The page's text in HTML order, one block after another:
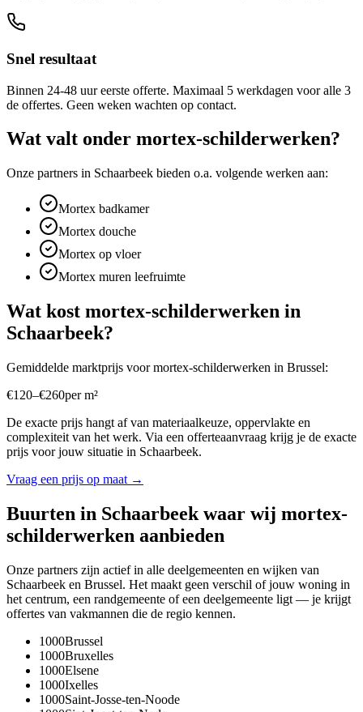
Snel resultaat
Binnen 24-48 uur eerste offerte. Maximaal 5 werkdagen voor alle 3
de offertes. Geen weken wachten op contact.
Wat valt onder mortex-schilderwerken?
Onze partners in Schaarbeek bieden o.a. volgende werken aan:
Mortex badkamer
Mortex douche
Mortex op vloer
Mortex muren leefruimte
Wat kost mortex-schilderwerken in
Schaarbeek?
Gemiddelde marktprijs voormortex-schilderwerken in Brussel:
€120–€260perm²
De exacte prijs hangt af van materiaalkeuze, oppervlakte en
complexiteit van het werk. Via een offerteaanvraag krijg je de exacte
prijs voor jouw situatie in Schaarbeek.
Vraag een prijs op maat →
Buurten in Schaarbeek waar wij mortex-
schilderwerken aanbieden
Onze partners zijn actief in alle deelgemeenten en wijken van
Schaarbeek en Brussel. Het maakt geen verschil of jouw woning in
het centrum, een randgemeente of een deelgemeente ligt — je krijgt
offertes van vakmannen die de regio kennen.
1000Brussel
1000Bruxelles
1000Elsene
1000Ixelles
1000Saint-Josse-ten-Noode